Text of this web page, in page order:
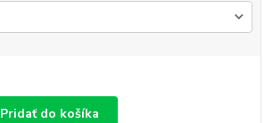
Pridať do košíka